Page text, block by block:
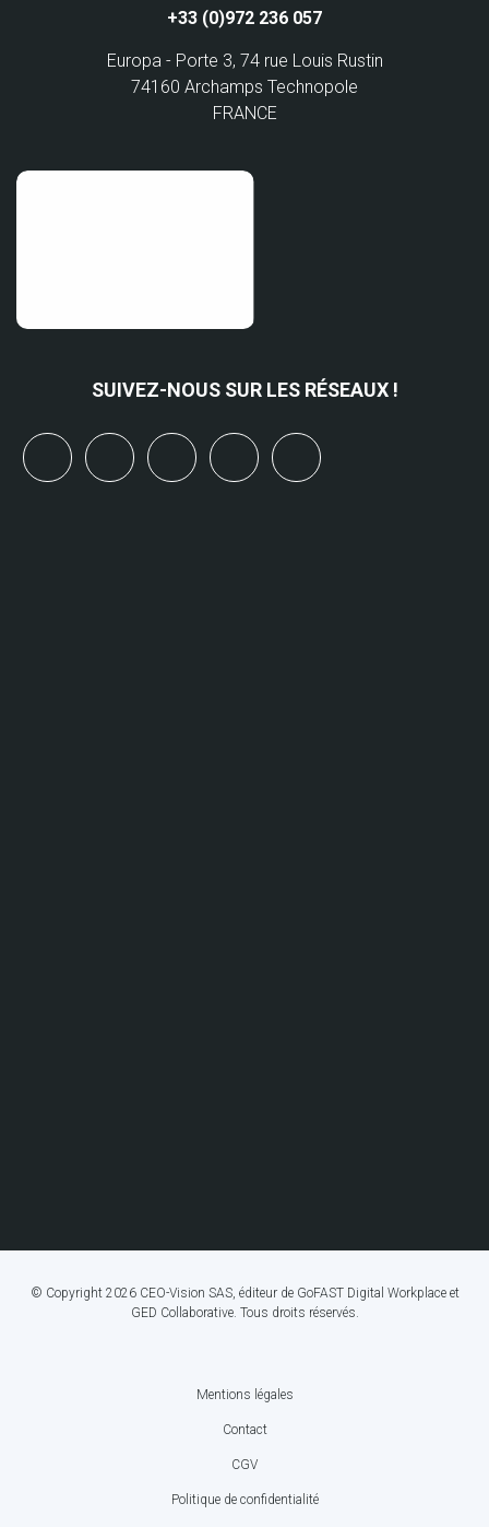
+33 (0)972 236 057
Europa - Porte 3, 74 rue Louis Rustin
74160 Archamps Technopole
FRANCE
SUIVEZ-NOUS SUR LES RÉSEAUX !
linkedinyoutubebluesky mastodon
© Copyright 2026 CEO-Vision SAS, éditeur de GoFAST Digital Workplace et
GED Collaborative. Tous droits réservés.
Mentions légales
Contact
CGV
Politique de confidentialité